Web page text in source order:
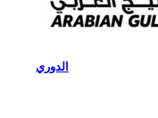
الدوري